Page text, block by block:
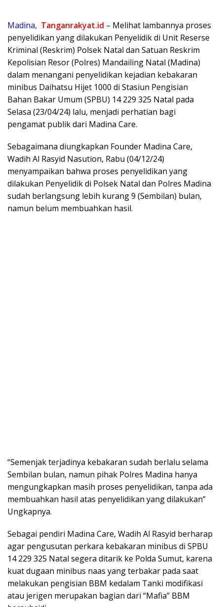
Madina, Tanganrakyat.id – Melihat lambannya proses
penyelidikan yang dilakukan Penyelidik di Unit Reserse
Kriminal (Reskrim) Polsek Natal dan Satuan Reskrim
Kepolisian Resor (Polres) Mandailing Natal (Madina)
dalam menangani penyelidikan kejadian kebakaran
minibus Daihatsu Hijet 1000 di Stasiun Pengisian
Bahan Bakar Umum (SPBU) 14 229 325 Natal pada
Selasa (23/04/24) lalu, menjadi perhatian bagi
pengamat publik dari Madina Care.
Sebagaimana diungkapkan Founder Madina Care,
Wadih Al Rasyid Nasution, Rabu (04/12/24)
menyampaikan bahwa proses penyelidikan yang
dilakukan Penyelidik di Polsek Natal dan Polres Madina
sudah berlangsung lebih kurang 9 (Sembilan) bulan,
namun belum membuahkan hasil.
“Semenjak terjadinya kebakaran sudah berlalu selama
Sembilan bulan, namun pihak Polres Madina hanya
mengungkapkan masih proses penyelidikan, tanpa ada
membuahkan hasil atas penyelidikan yang dilakukan”
Ungkapnya.
Sebagai pendiri Madina Care, Wadih Al Rasyid berharap
agar pengusutan perkara kebakaran minibus di SPBU
14 229 325 Natal segera ditarik ke Polda Sumut, karena
kuat dugaan minibus naas yang terbakar pada saat
melakukan pengisian BBM kedalam Tanki modifikasi
atau jerigen merupakan bagian dari “Mafia” BBM